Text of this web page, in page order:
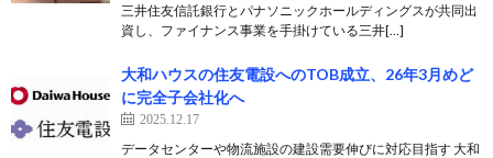
三井住友信託銀行とパナソニックホールディングスが共同出
資し、ファイナンス事業を手掛けている三井[…]
大和ハウスの住友電設へのTOB成立、26年3月めど
に完全子会社化へ
2025.12.17
データセンターや物流施設の建設需要伸びに対応目指す 大和